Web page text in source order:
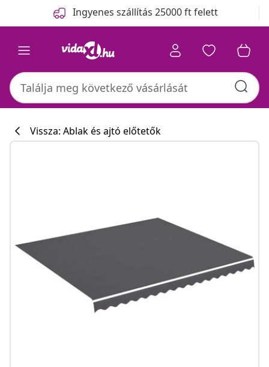
Ingyenes szállítás 25000 ft felett
Vissza: Ablak és ajtó előtetők